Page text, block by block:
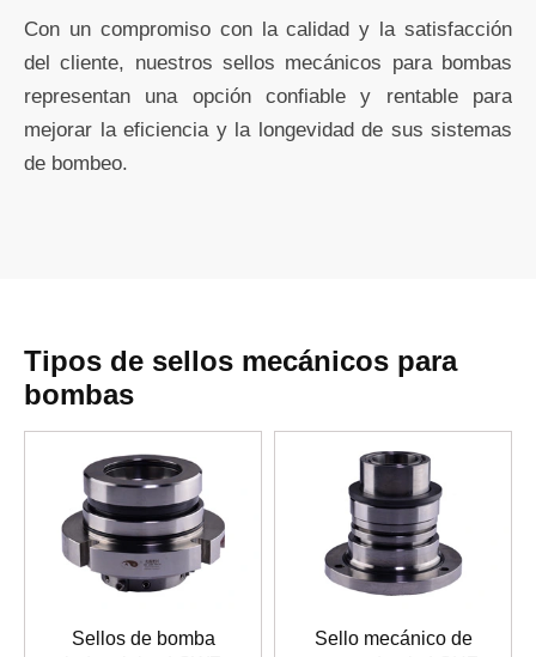
Con un compromiso con la calidad y la satisfacción
del cliente, nuestros sellos mecánicos para bombas
representan una opción confiable y rentable para
mejorar la eficiencia y la longevidad de sus sistemas
de bombeo.
Tipos de sellos mecánicos para
bombas
Sellos de bomba
Sello mecánico de